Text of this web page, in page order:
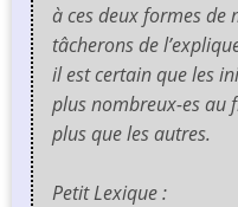
à ces deux formes de
tâcherons de
il est certain que les
plus nombreux-es au
plus que les autres.
Petit Lexique: